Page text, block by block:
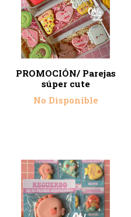
PROMOCIÓN/ Parejas
súper cute
No Disponible